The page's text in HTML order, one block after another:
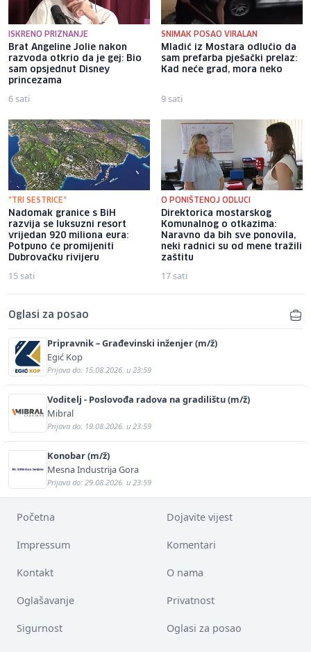
ISKRENO PRIZNANJE
Brat Angeline Jolie nakon
razvoda otkrio da je gej: Bio
sam opsjednut Disney
princezama
6 sati
SNIMAK POSAO VIRALAN
Mladić iz Mostara odlučio da
sam prefarba pješački prelaz:
Kad neće grad, mora neko
9 sati
"TRI SESTRICE"
Nadomak granice s BiH
razvija se luksuzni resort
vrijedan 920 miliona eura:
Potpuno će promijeniti
Dubrovačku rivijeru
15 sati
O PONIŠTENOJ ODLUCI
Direktorica mostarskog
Komunalnog o otkazima:
Naravno da bih sve ponovila,
neki radnici su od mene tražili
zaštitu
17 sati
Oglasi za posao
Pripravnik – Građevinski inženjer (m/ž)
Egić Kop
Prijava do: 15.08.2026. u 23:59
Voditelj - Poslovođa radova na gradilištu (m/ž)
Mibral
Prijava do: 19.08.2026. u 23:59
Konobar (m/ž)
Mesna Industrija Gora
Prijava do: 29.08.2026. u 23:59
Početna Dojavite vijest
Impressum Komentari
Kontakt O nama
Oglašavanje Privatnost
Sigurnost Oglasi za posao